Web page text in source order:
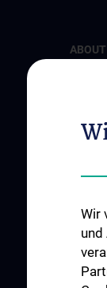
Groups
Info
Events
Wir
und